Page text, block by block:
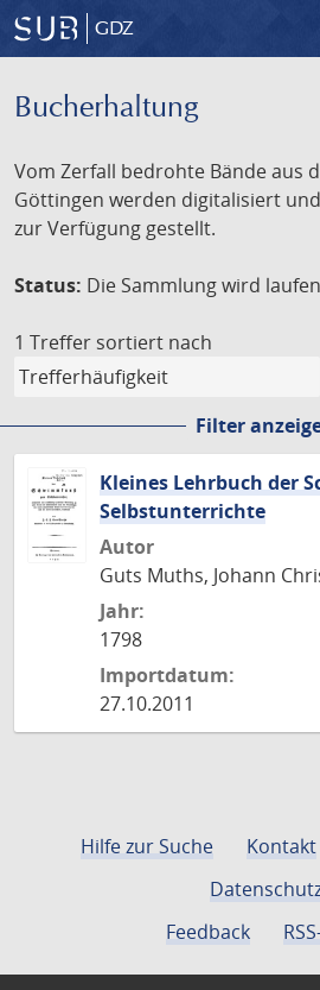
GDZ
Bucherhaltung
Vom Zerfall bedrohte Bände aus
Göttingen werden digitalisiert
zur Verfügung gestellt.
Status: Die Sammlung wird
1 Treffer sortiert nach
Filter
Kleines Lehrbuch der
Selbstunterrichte
Autor
Guts Muths, Johann
Jahr:
1798
Importdatum:
27.10.2011
Hilfe zur Suche Kontakt
Feedback